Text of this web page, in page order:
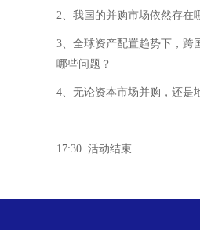
2、我国的并购市场依然存在
3、全球资产配置趋势下，跨
哪些问题？
4、无论资本市场并购，还是
17:30 活动结束